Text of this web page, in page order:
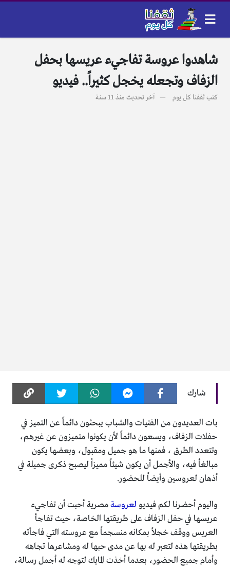
شاهدوا عروسة تفاجيء عريسها بحفل
الزفاف وتجعله يخجل كثيراً.. فيديو
كتبثقفنا كل يوم آخر تحديث منذ 11 سنة
شارك
بات العديدون من الفتيات والشباب يبحثون دائماً عن التميز في
حفلات الزفاف، ويسعون دائماً لأن يكونوا متميزون عن غيرهم،
وتتعدد الطرق ، فمنها ما هو جميل ومقبول، وبعضها يكون
مبالغاُ فيه، والأجمل أن يكون شيئاً مميزاً ليصبح ذكرى جميلة في
أذهان لعروسين وأيضاً للحضور.
واليوم أحضرنا لكم فيديو لعروسةمصرية أحبت أن تفاجيء
عريسها في حفل الزفاف على طريقتها الخاصة، حيث تفاجأ
العريس ووقف خجلاً بمكانه منسجماً مع عروسته التي فاجأته
بطريقتها هذه لتعبر له بها عن مدى حبها له ومشاعرها تجاهه
وأمام جميع الحضور، بعدما أخذت المايك لتوجه له أجمل رسالة،